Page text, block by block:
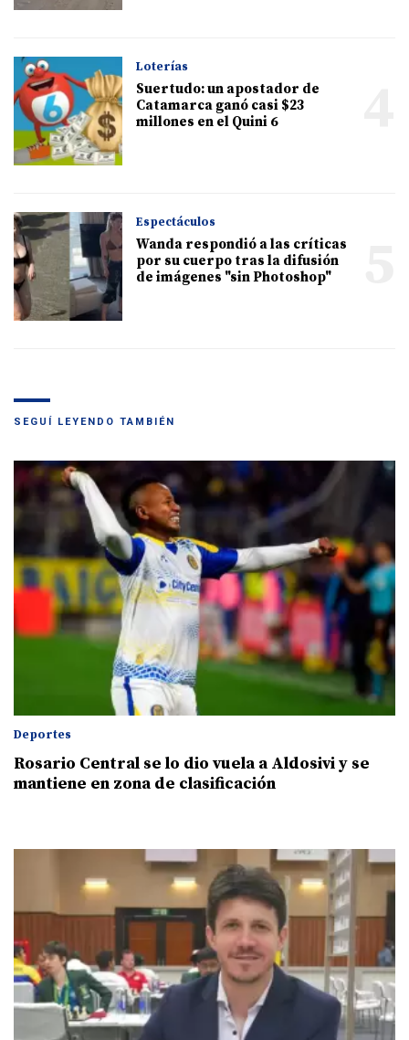
Loterías
Suertudo: un apostador de
Catamarca ganó casi $23
millones en el Quini 6
Espectáculos
Wanda respondió a las críticas
por su cuerpo tras la difusión
de imágenes "sin Photoshop"
SEGUÍ LEYENDO TAMBIÉN
Deportes
Rosario Central se lo dio vuela a Aldosivi y se
mantiene en zona de clasificación